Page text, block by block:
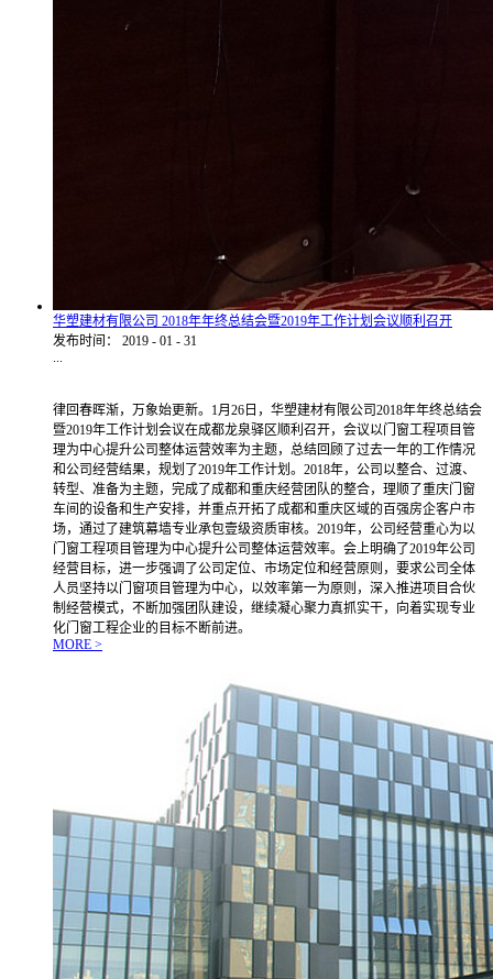
华塑建材有限公司 2018年年终总结会暨2019年工作计划会议顺利召开
发布时间：
2019 - 01 - 31
...
律回春晖渐，万象始更新。1月26日，华塑建材有限公司2018年年终总结会
暨2019年工作计划会议在成都龙泉驿区顺利召开，会议以门窗工程项目管
理为中心提升公司整体运营效率为主题，总结回顾了过去一年的工作情况
和公司经营结果，规划了2019年工作计划。2018年，公司以整合、过渡、
转型、准备为主题，完成了成都和重庆经营团队的整合，理顺了重庆门窗
车间的设备和生产安排，并重点开拓了成都和重庆区域的百强房企客户市
场，通过了建筑幕墙专业承包壹级资质审核。2019年，公司经营重心为以
门窗工程项目管理为中心提升公司整体运营效率。会上明确了2019年公司
经营目标，进一步强调了公司定位、市场定位和经营原则，要求公司全体
人员坚持以门窗项目管理为中心，以效率第一为原则，深入推进项目合伙
制经营模式，不断加强团队建设，继续凝心聚力真抓实干，向着实现专业
化门窗工程企业的目标不断前进。
MORE >